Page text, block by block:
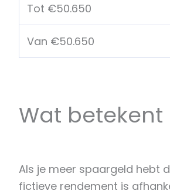
Tot €50.650
Van €50.650
Wat
Als je meer spaargeld hebt
fictieve rendement is